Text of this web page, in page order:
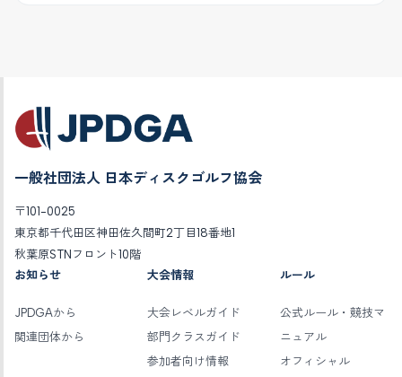
一般社団法人 日本ディスクゴルフ協会
〒101-0025
東京都千代田区神田佐久間町2丁目18番地1
秋葉原STNフロント10階
お知らせ
JPDGAから
関連団体から
大会情報
大会レベルガイド
部門クラスガイド
参加者向け情報
ルール
公式ルール・競技マ
ニュアル
オフィシャル